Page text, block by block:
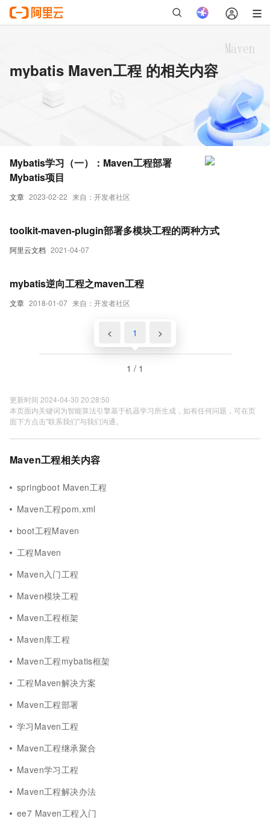
mybatis Maven工程 的相关内容
文章 2023-02-22 来自：开发者社区
Mybatis学习（一）：Maven工程部署
Mybatis项目
阿里云文档 2021-04-07
toolkit-maven-plugin部署多模块工程的两种方式
文章 2018-01-07 来自：开发者社区
mybatis逆向工程之maven工程
< 1 >
1 / 1
更新时间 2024-04-30 20:28:50
本页面内关键词为智能算法引擎基于机器学习所生成，如有任何问题，可在页
面下方点击"联系我们"与我们沟通。
Maven工程相关内容
springboot Maven工程
Maven工程pom.xml
boot工程Maven
工程Maven
Maven入门工程
Maven模块工程
Maven工程框架
Maven库工程
Maven工程mybatis框架
工程Maven解决方案
Maven工程部署
学习Maven工程
Maven工程继承聚合
Maven学习工程
Maven工程解决办法
ee7 Maven工程入门